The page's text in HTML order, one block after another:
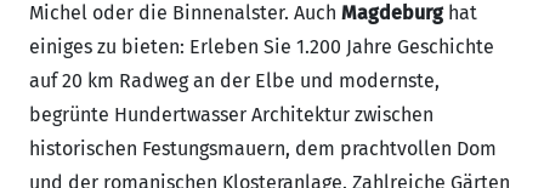
Michel oder die Binnenalster. Auch Magdeburghat
einiges zu bieten: Erleben Sie 1.200 Jahre Geschichte
auf 20 km Radweg an der Elbe und modernste,
begrünte Hundertwasser Architektur zwischen
historischen Festungsmauern, dem prachtvollen Dom
und der romanischen Klosteranlage. Zahlreiche Gärten